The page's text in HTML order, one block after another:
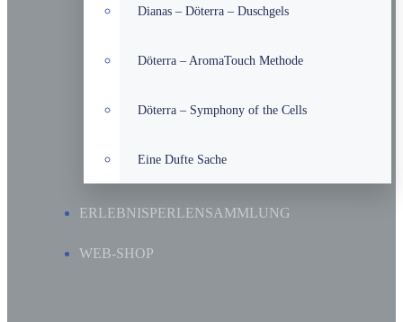
Dianas – Döterra – Duschgels
Döterra – AromaTouch Methode
Döterra – Symphony of the Cells
Eine Dufte Sache
ERLEBNISPERLENSAMMLUNG
WEB-SHOP